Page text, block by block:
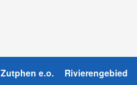
Zutphen e.o. Rivierengebied